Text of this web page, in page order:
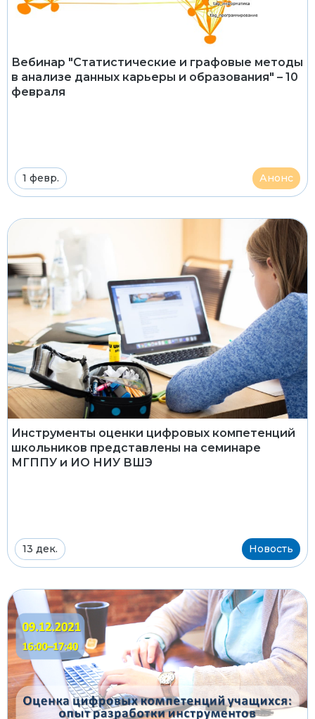
Вебинар "Статистические и графовые методы
в анализе данных карьеры и образования" – 10
февраля
1 февр. Анонс
Инструменты оценки цифровых компетенций
школьников представлены на семинаре
МГППУ и ИО НИУ ВШЭ
13 дек. Новость